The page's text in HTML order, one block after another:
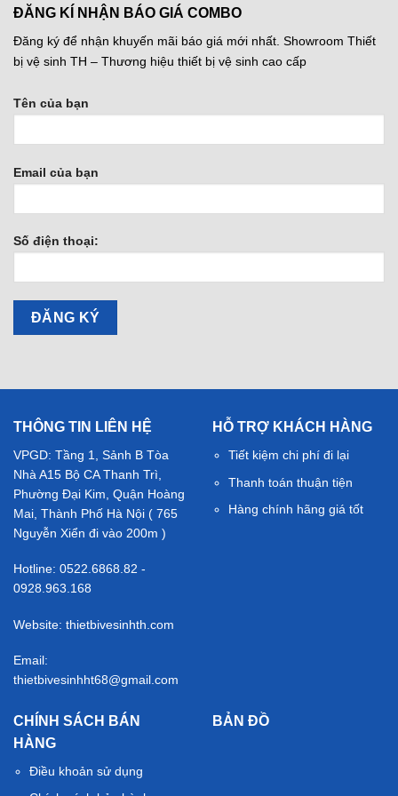
ĐĂNG KÍ NHẬN BÁO GIÁ COMBO
Đăng ký để nhận khuyến mãi báo giá mới nhất. Showroom Thiết
bị vệ sinh TH – Thương hiệu thiết bị vệ sinh cao cấp
Tên của bạn
Email của bạn
Số điện thoại:
THÔNG TIN LIÊN HỆ
VPGD: Tầng 1, Sảnh B Tòa
Nhà A15 Bộ CA Thanh Trì,
Phường Đại Kim, Quận Hoàng
Mai, Thành Phố Hà Nội ( 765
Nguyễn Xiển đi vào 200m )
Hotline: 0522.6868.82 -
0928.963.168
Website: thietbivesinhth.com
Email:
thietbivesinhht68@gmail.com
HỖ TRỢ KHÁCH HÀNG
Tiết kiệm chi phí đi lại
Thanh toán thuận tiện
Hàng chính hãng giá tốt
CHÍNH SÁCH BÁN
HÀNG
Điều khoản sử dụng
BẢN ĐỒ